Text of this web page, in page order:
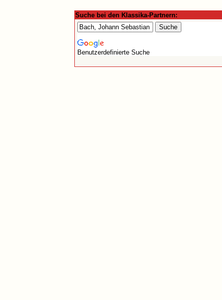
Suche bei den Klassika-Partnern:
Benutzerdefinierte Suche